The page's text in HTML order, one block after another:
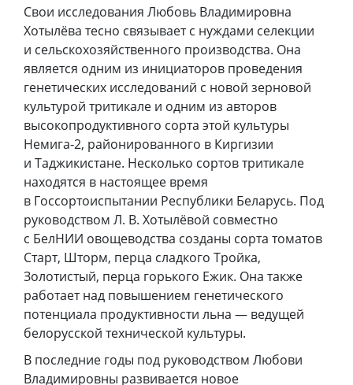
Свои исследования Любовь Владимировна
Хотылёва тесно связывает с нуждами селекции
и сельскохозяйственного производства. Она
является одним из инициаторов проведения
генетических исследований с новой зерновой
культурой тритикале и одним из авторов
высокопродуктивного сорта этой культуры
Немига‑2, районированного в Киргизии
и Таджикистане. Несколько сортов тритикале
находятся в настоящее время
в Госсортоиспытании Республики Беларусь. Под
руководством Л. В. Хотылёвой совместно
с БелНИИ овощеводства созданы сорта томатов
Старт, Шторм, перца сладкого Тройка,
Золотистый, перца горького Ежик. Она также
работает над повышением генетического
потенциала продуктивности льна — ведущей
белорусской технической культуры.
В последние годы под руководством Любови
Владимировны развивается новое